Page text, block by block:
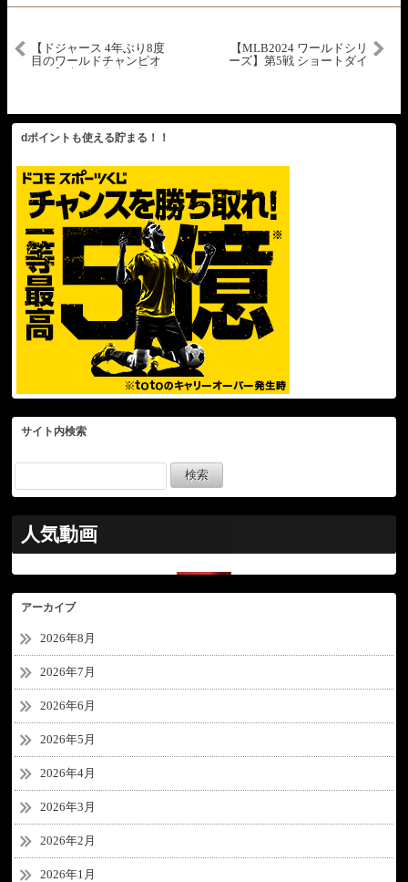
【ドジャース 4年ぶり8度
目のワールドチャンピオ
逆転勝利！
【MLB2024 ワールドシリ
ーズ】第5戦 ショートダイ
dポイントも使える貯まる！！
サイト内検索
人気動画
アーカイブ
2026年8月
2026年7月
2026年6月
2026年5月
2026年4月
2026年3月
2026年2月
2026年1月